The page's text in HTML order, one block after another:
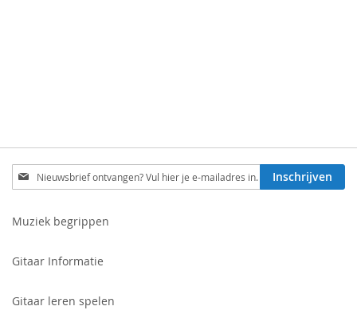
Schrijf
je
voor
Inschrijven
Muziek begrippen
Gitaar Informatie
Gitaar leren spelen